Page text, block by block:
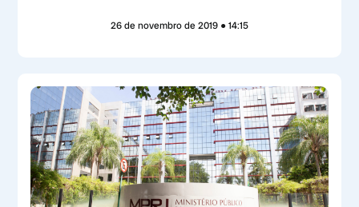
26 de novembro de 2019 14:15